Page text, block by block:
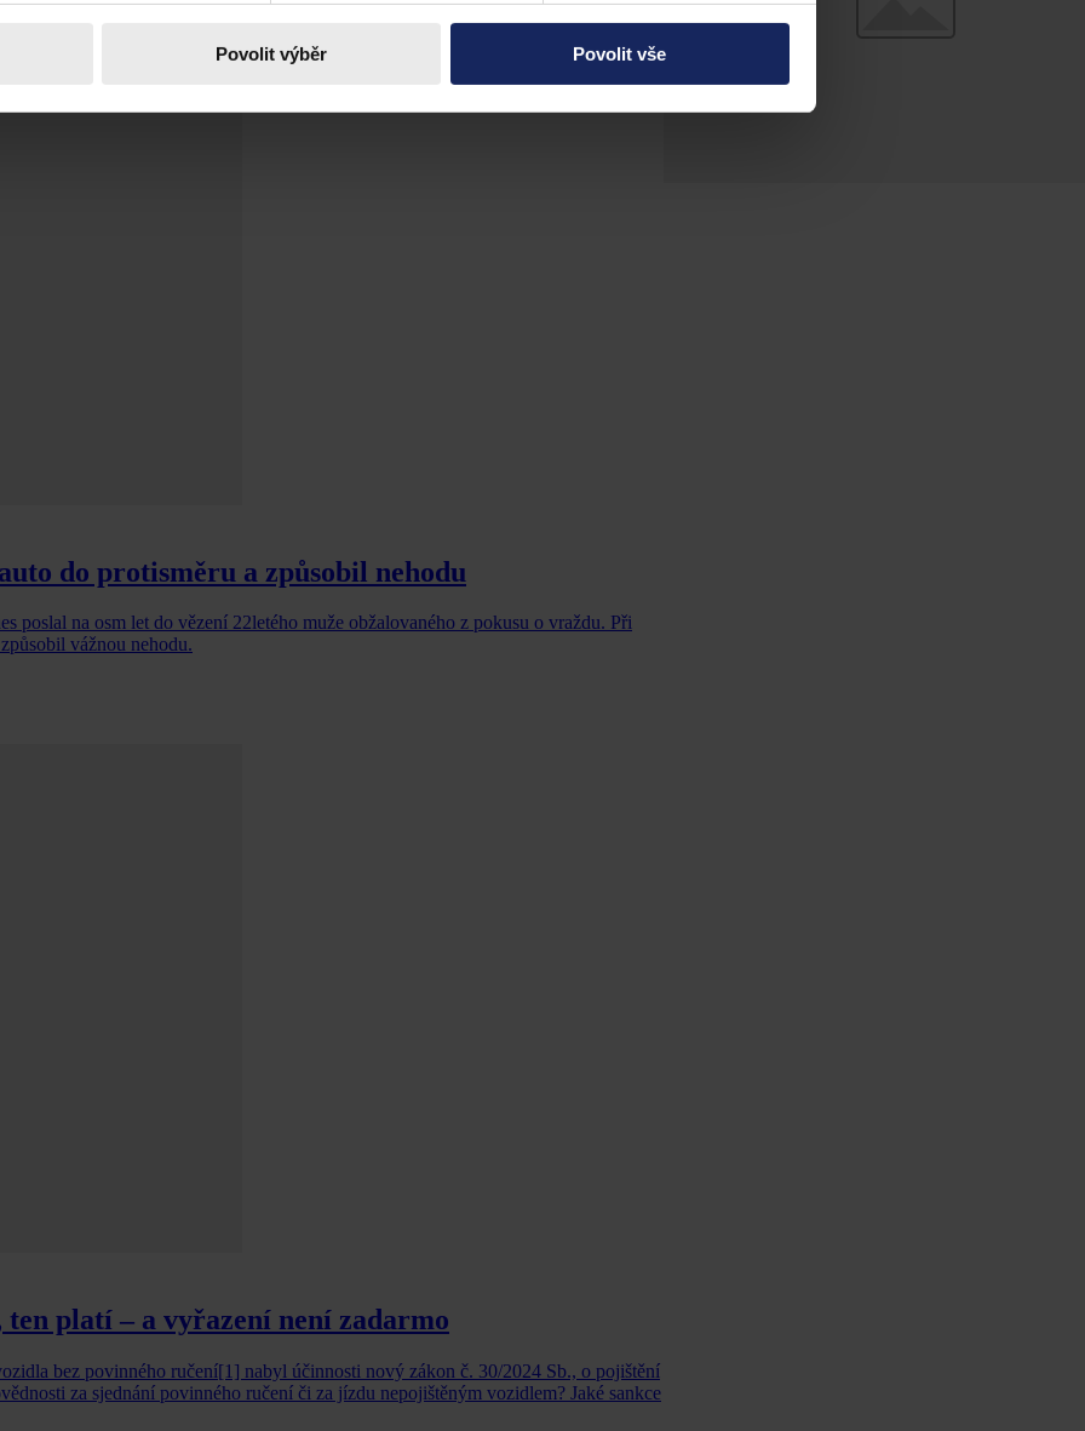
Povolit výběr Povolit vše
do protisměru a způsobil nehodu
na osm let do vězení 22letého muže obžalovaného z pokusu o vraždu. Při
vážnou nehodu.
platí – a vyřazení není zadarmo
bez povinného ručení[1] nabyl účinnosti nový zákon č. 30/2024 Sb., o pojištění
za sjednání povinného ručení či za jízdu nepojištěným vozidlem? Jaké sankce